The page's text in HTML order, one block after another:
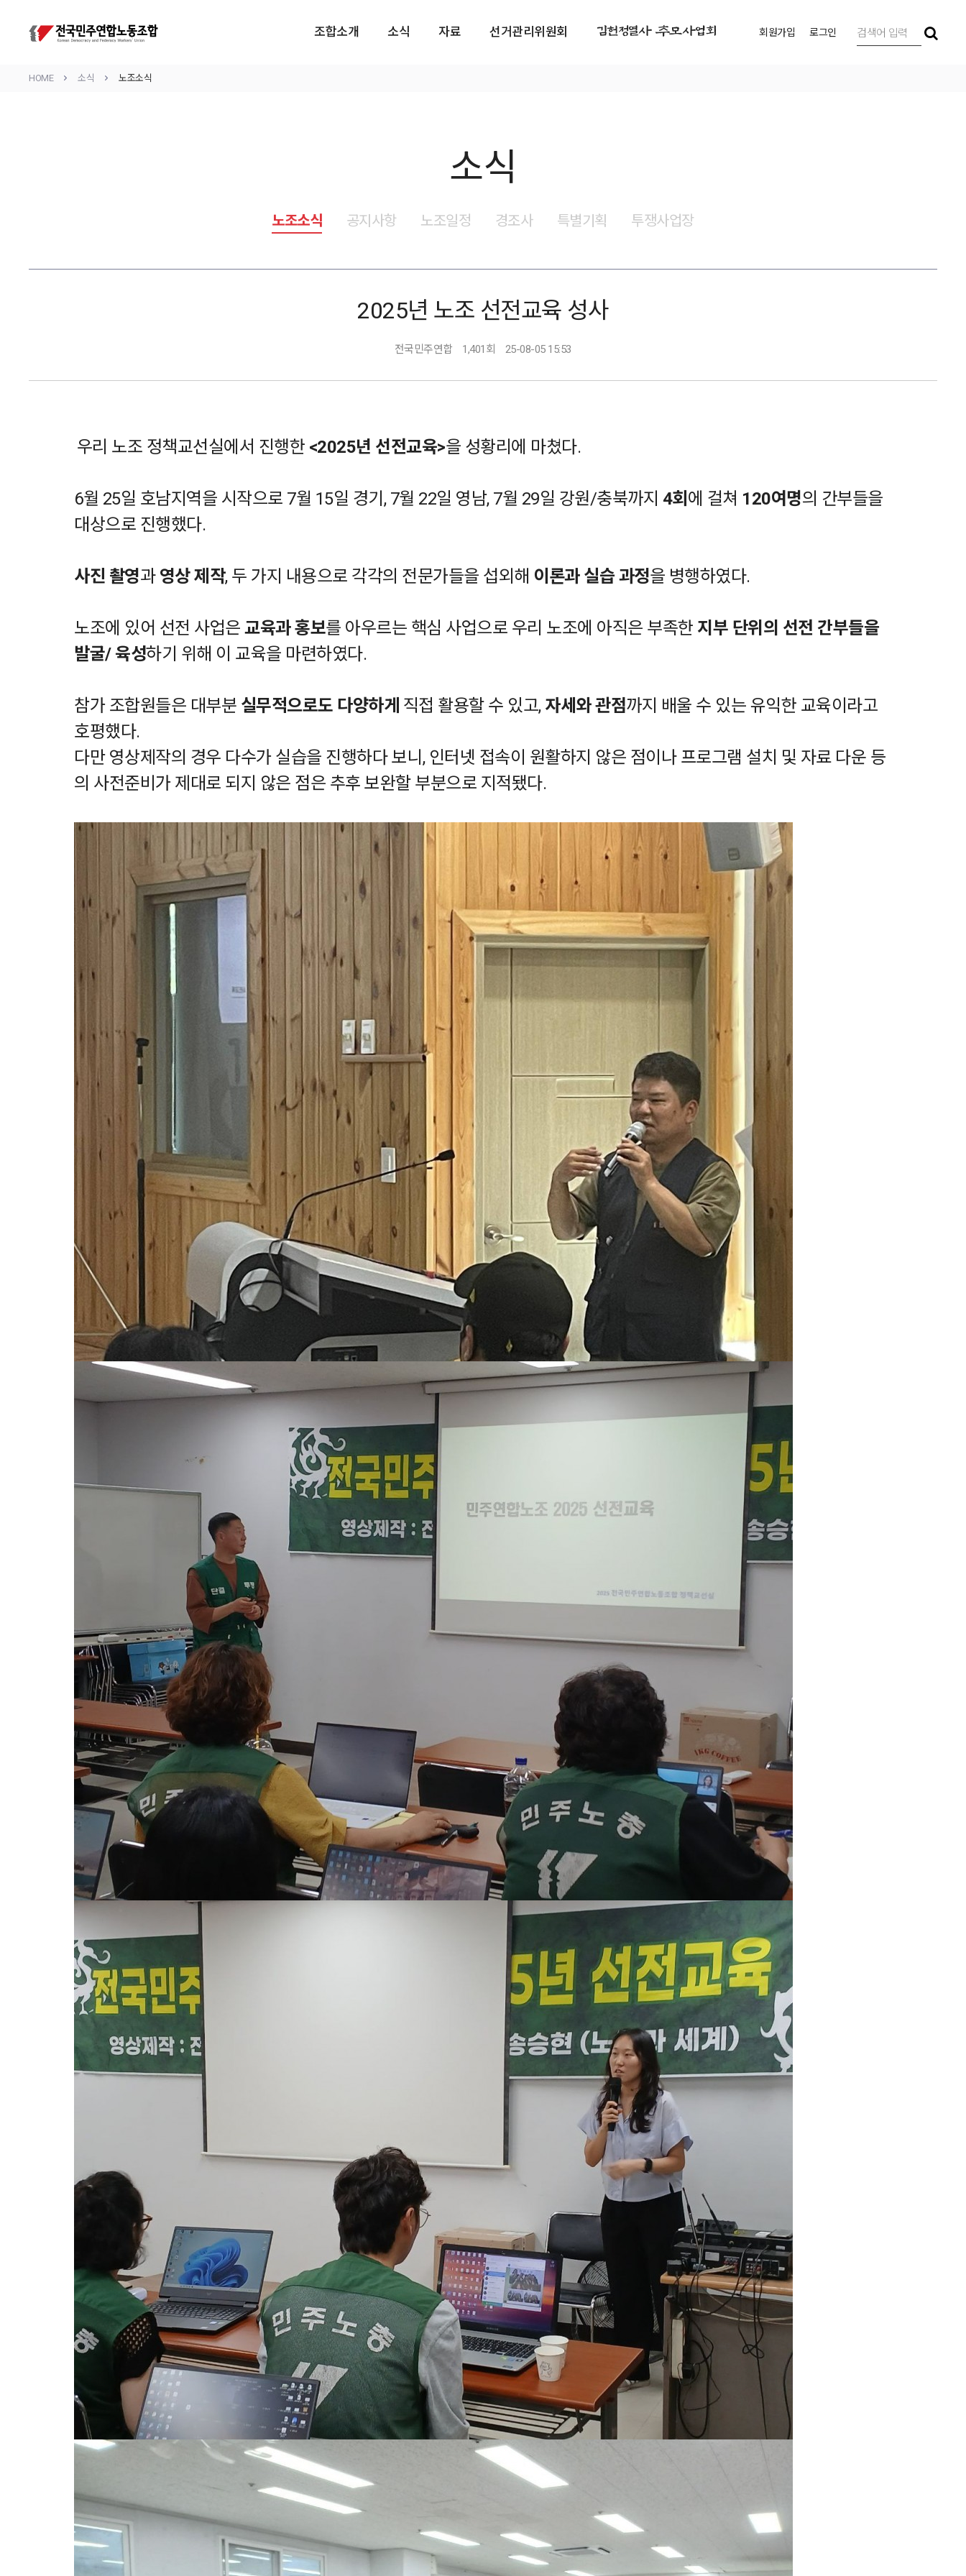
조합소개 소식 자료 선거관리위원회 김헌정열사 추모사업회 회원가입 로그인
HOME 소식 노조소식
소식
노조소식 공지사항 노조일정 경조사 특별기획 투쟁사업장
2025년 노조 선전교육 성사
전국민주연합 1,401회 25-08-05 15:53
우리 노조 정책교선실에서 진행한 <2025년 선전교육>을 성황리에 마쳤다.
6월 25일 호남지역을 시작으로 7월 15일 경기, 7월 22일 영남, 7월 29일 강원/충북까지 4회 에 걸쳐 120여명의 간부들을
대상으로 진행했다.
사진 촬영과 영상 제작, 두 가지 내용으로 각각의 전문가들을 섭외해 이론과 실습 과정을 병행하였다.
노조에 있어 선전 사업은교육과 홍보를 아우르는 핵심 사업으로 우리 노조에 아직은 부족한 지부 단위의 선전 간부들을
발굴/ 육성하기 위해 이 교육을 마련하였다.
참가 조합원들은 대부분 실무적으로도 다양하게 직접 활용할 수 있고, 자세와 관점까지 배울 수 있는 유익한 교육이라고
호평했다.
다만 영상제작의 경우 다수가 실습을 진행하다 보니, 인터넷 접속이 원활하지 않은 점이나 프로그램 설치 및 자료 다운 등
의 사전준비가 제대로 되지 않은 점은 추후 보완할 부분으로 지적됐다.